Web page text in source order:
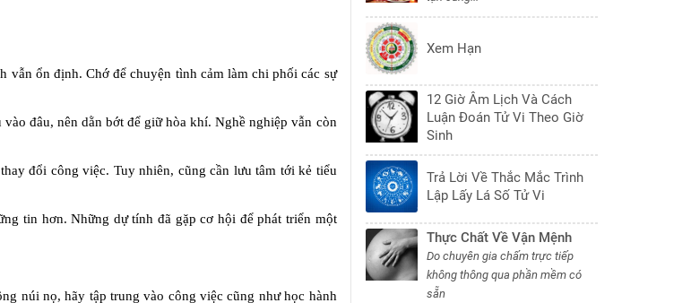
vẫn ổn định. Chớ để chuyện tình cảm làm chi phối các sự
đâu, nên dằn bớt để giữ hòa khí. Nghề nghiệp vẫn còn
đổi công việc. Tuy nhiên, cũng cần lưu tâm tới kẻ tiểu
tin hơn. Những dự tính đã gặp cơ hội để phát triển một
núi nọ, hãy tập trung vào công việc cũng như học hành
Xem Hạn
12 Giờ Âm Lịch Và Cách
Luận Đoán Tử Vi Theo Giờ
Sinh
Trả Lời Về Thắc Mắc Trình
Lập Lấy Lá Số Tử Vi
Thực Chất Về Vận Mệnh
Do chuyên gia chấm trực tiếp
không thông qua phần mềm có
sẵn